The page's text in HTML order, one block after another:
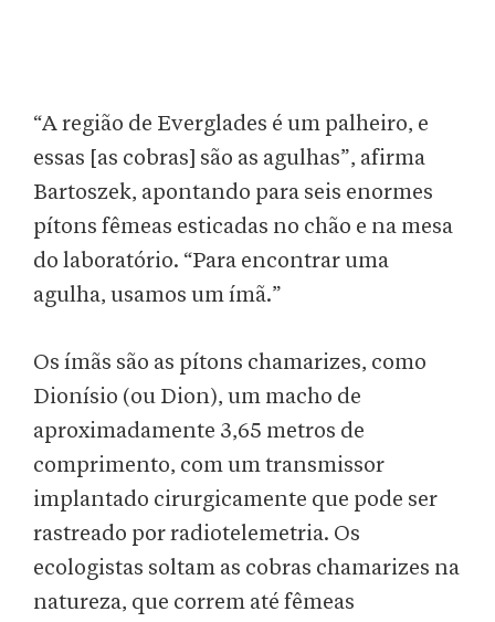
“A região de Everglades é um palheiro, e
essas [as cobras] são as agulhas”, afirma
Bartoszek, apontando para seis enormes
pítons fêmeas esticadas no chão e na mesa
do laboratório. “Para encontrar uma
agulha, usamos um ímã.”
Os ímãs são as pítons chamarizes, como
Dionísio (ou Dion), um macho de
aproximadamente 3,65 metros de
comprimento, com um transmissor
implantado cirurgicamente que pode ser
rastreado por radiotelemetria. Os
ecologistas soltam as cobras chamarizes na
natureza, que correm até fêmeas